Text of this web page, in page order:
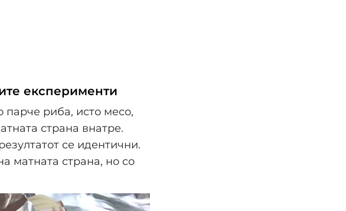
експерименти
парче риба, исто месо,
страна внатре.
се идентични.
матната страна, но со